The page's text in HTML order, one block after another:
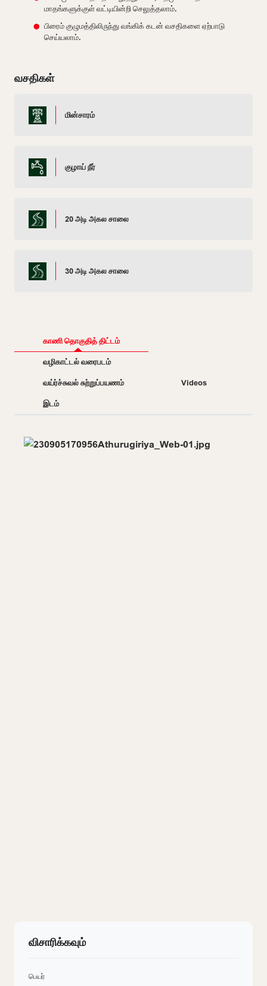
மாதங்களுக்குள் வட்டியின்றி செலுத்தலாம்.
பிரைம் குழுமத்திலிருந்து வங்கிக் கடன் வசதிகளை ஏற்பாடு
செய்யலாம்.
வசதிகள்
மின்சாரம்
குழாய் நீர்
20 அடி அகல சாலை
30 அடி அகல சாலை
காணி தொகுதித் திட்டம்
வழிகாட்டல் வரைபடம்
வய்ர்ச்சுவல் சுற்றுப்பயணம்
Videos
இடம்
விசாரிக்கவும்
பெயர்